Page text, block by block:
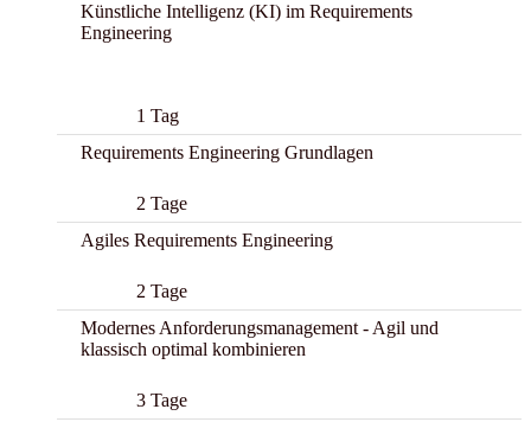
Künstliche Intelligenz (KI) im Requirements
Engineering
1 Tag
Requirements Engineering Grundlagen
2 Tage
Agiles Requirements Engineering
2 Tage
Modernes Anforderungsmanagement - Agil und
klassisch optimal kombinieren
3 Tage